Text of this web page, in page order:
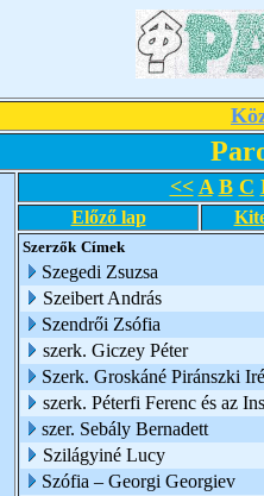
<< A B C
Előző lap
Szerzők Címek
Szegedi Zsuzsa
Szeibert András
Szendrői Zsófia
szerk. Giczey Péter
Szerk. Groskáné Piránszki
szerk. Péterfi Ferenc és az
szer. Sebály Bernadett
Szilágyiné Lucy
Szófia – Georgi Georgiev